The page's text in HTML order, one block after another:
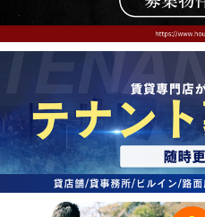
メールでお問い合わせ